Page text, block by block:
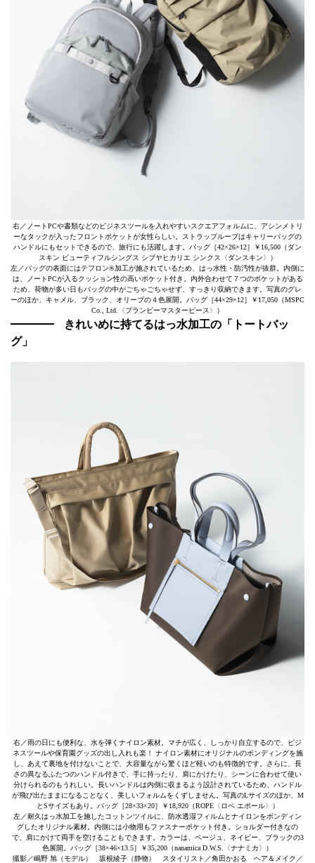
右／ノートPCや書類などのビジネスツールを入れやすいスクエアフォルムに、アシンメトリ
ーなタックが入ったフロントポケットが女性らしい。ストラップループはキャリーバッグの
ハンドルにもセットできるので、旅行にも活躍します。バッグ［42×26×12］￥16,500（ダン
スキン ビューティフルシングス シブヤヒカリエ シンクス〈ダンスキン〉）
左／バッグの表面にはテフロン®加工が施されているため、はっ水性・防汚性が抜群。内側に
は、ノートPCが入るクッション性の高いポケット付き。内外合わせて７つのポケットがある
ため、荷物が多い日もバッグの中がごちゃごちゃせず、すっきり収納できます。写真のグレ
ーのほか、キャメル、ブラック、オリーブの４色展開。バッグ［44×29×12］￥17,050（MSPC
Co., Ltd.〈プランビーマスターピース〉）
きれいめに持てるはっ水加工の「トートバッ
グ」
右／雨の日にも便利な、水を弾くナイロン素材。マチが広く、しっかり自立するので、ビジ
ネスツールや保育園グッズの出し入れも楽！ ナイロン素材にオリジナルのボンディングを施
し、あえて裏地を付けないことで、大容量ながら驚くほど軽いのも特徴的です。さらに、長
さの異なるふたつのハンドル付きで、手に持ったり、肩にかけたり、シーンに合わせて使い
分けられるのもうれしい。長いハンドルは内側に収まるよう設計されているため、ハンドル
が飛び出たままになることなく、美しいフォルムをくずしません。写真のLサイズのほか、M
とSサイズもあり。バッグ［28×33×20］￥18,920（ROPE〈ロペ エポール〉）
左／耐久はっ水加工を施したコットンツイルに、防水透湿フィルムとナイロンをボンディン
グしたオリジナル素材。内側には小物用もファスナーポケット付き。ショルダー付きなの
で、肩にかけて両手を空けることもできます。カラーは、ベージュ、ネイビー、ブラックの3
色展開。バッグ［38×46×13.5］￥35,200（nanamica D.W.S.〈ナナミカ〉）
撮影／嶋野 旭（モデル） 坂根綾子（静物） スタイリスト／角田かおる ヘア＆メイク／